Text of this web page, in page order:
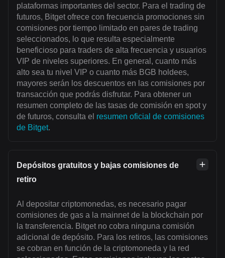
plataformas importantes del sector. Para el trading de
futuros, Bitget ofrece con frecuencia promociones sin
comisiones por tiempo limitado en pares de trading
seleccionados, lo que resulta especialmente
beneficioso para traders de alta frecuencia y usuarios
VIP de niveles superiores. En general, cuanto más
alto sea tu nivel VIP o cuanto más BGB holdees,
mayores serán los descuentos en las comisiones por
transacción que podrás disfrutar. Para obtener un
resumen completo de las tasas de comisión en spot y
de futuros, consulta el resumen oficial de comisiones
de Bitget.
Depósitos gratuitos y bajas comisiones de
retiro
Al depositar criptomonedas, es necesario pagar
comisiones de gas a la mainnet de la blockchain por
la transferencia. Bitget no cobra ninguna comisión
adicional de depósito. Para los retiros, las comisiones
se cobran en función de la criptomoneda y la red